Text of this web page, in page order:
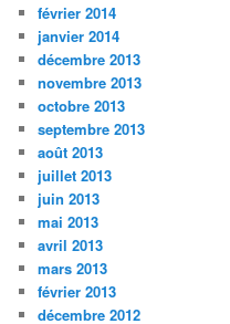
février 2014
janvier 2014
décembre 2013
novembre 2013
octobre 2013
septembre 2013
août 2013
juillet 2013
juin 2013
mai 2013
avril 2013
mars 2013
février 2013
décembre 2012